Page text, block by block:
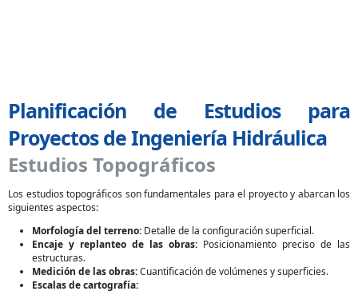
Planificación de Estudios para
Proyectos de Ingeniería Hidráulica
Estudios Topográficos
Los estudios topográficos son fundamentales para el proyecto y abarcan los
siguientes aspectos:
Morfología del terreno: Detalle de la configuración superficial.
Encaje y replanteo de las obras: Posicionamiento preciso de las
estructuras.
Medición de las obras:Cuantificación de volúmenes y superficies.
Escalas de cartografía: